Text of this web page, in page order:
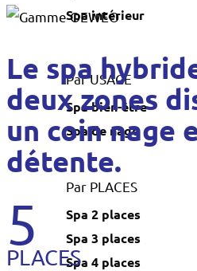
Spa intérieur
Par USAGE
Spa bien-être
Spa de nage
Par PLACES
Spa 2 places
Spa 3 places
Spa 4 places
Le spa
deux zones
un coin nage
détente.
5
PLACES